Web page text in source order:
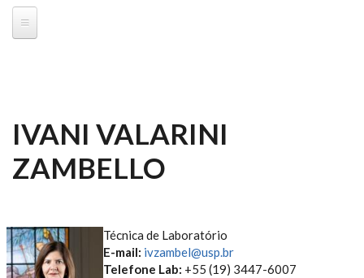
IVANI VALARINI
ZAMBELLO
Técnica de Laboratório
E-mail: ivzambel@usp.br
Telefone Lab: +55 (19) 3447-6007